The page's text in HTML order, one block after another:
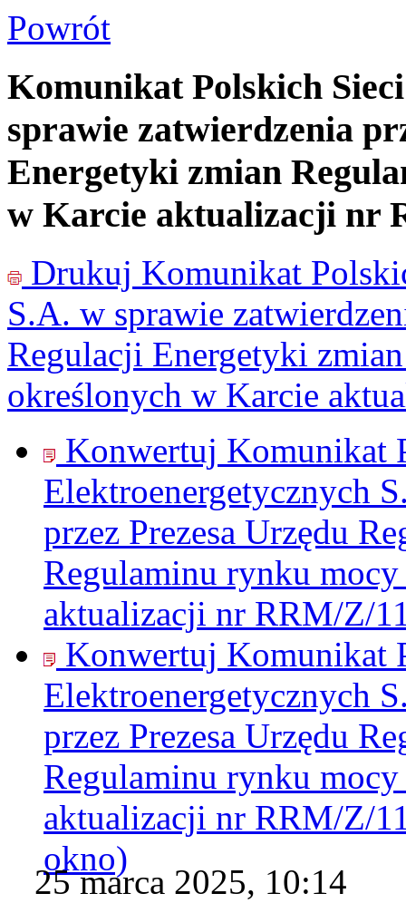
Powrót
Komunikat Polskich
sprawie zatwierdzenia
Energetyki zmian
w Karcie aktualizacji nr
Drukuj Komunikat
S.A. w sprawie
Regulacji Energetyki
określonych w Karcie
Konwertuj Komunikat
Elektroenergetycznych
przez Prezesa Urzędu
Regulaminu rynku
aktualizacji nr RRM/Z/
Konwertuj Komunikat
Elektroenergetycznych
przez Prezesa Urzędu
Regulaminu rynku
aktualizacji nr RRM/Z/
okno)
25 marca 2025, 10:14